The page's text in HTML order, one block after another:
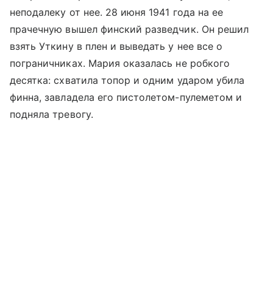
неподалеку от нее. 28 июня 1941 года на ее
прачечную вышел финский разведчик. Он решил
взять Уткину в плен и выведать у нее все о
пограничниках. Мария оказалась не робкого
десятка: схватила топор и одним ударом убила
финна, завладела его пистолетом-пулеметом и
подняла тревогу.